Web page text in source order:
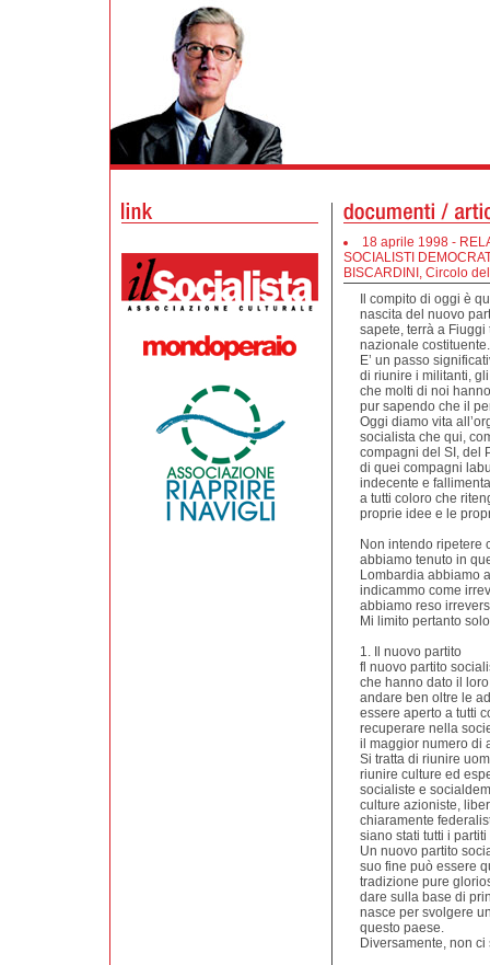
18 aprile 1998 -
SOCIALISTI
BISCARDINI, Circolo
Il compito di oggi è
nascita del nuovo
sapete, terrà a
nazionale costituente.
E’ un passo
di riunire i militanti,
che molti di noi
pur sapendo che il
Oggi diamo vita
socialista che qui,
compagni del SI, del
di quei compagni
indecente e
a tutti coloro che
proprie idee e le
Non intendo ripetere
abbiamo tenuto in
Lombardia abbiamo
indicammo come
abbiamo reso
Mi limito pertanto
1. Il nuovo partito
fl nuovo partito
che hanno dato il
andare ben oltre le
essere aperto a tutti
recuperare nella
il maggior numero di
Si tratta di riunire
riunire culture ed
socialiste e
culture azioniste,
chiaramente
siano stati tutti i
Un nuovo partito
suo fine può essere
tradizione pure
dare sulla base di
nasce per svolgere
questo paese.
Diversamente, non